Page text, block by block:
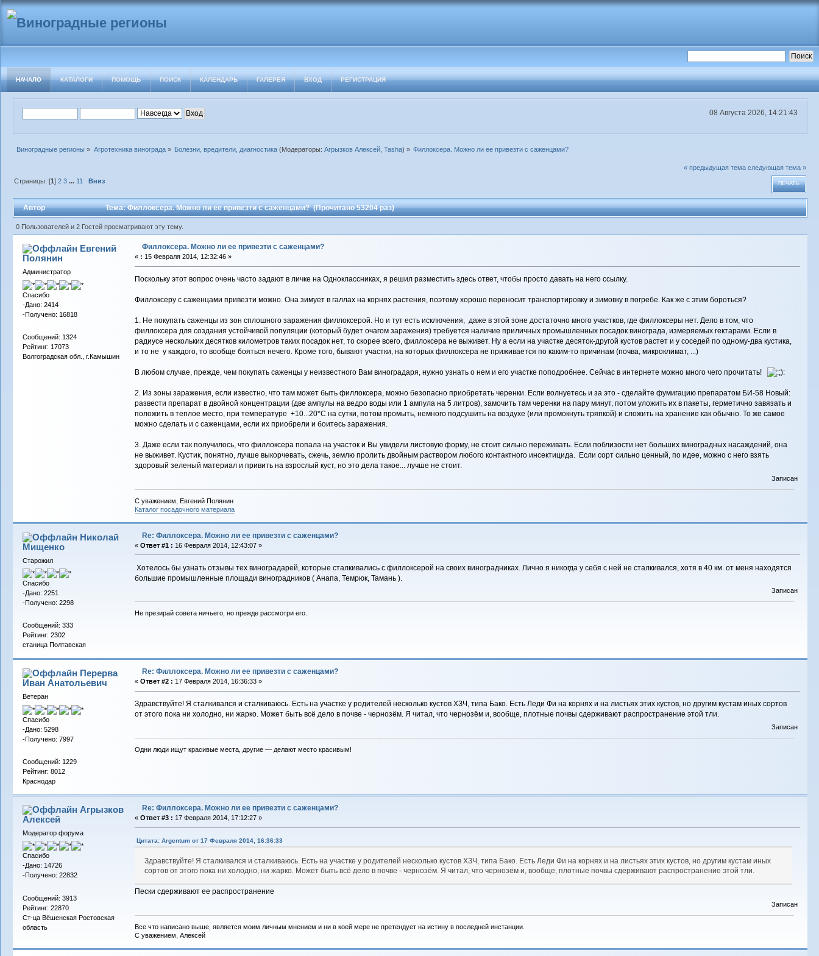
НАЧАЛО КАТАЛОГИ ПОМОЩЬ ПОИСК КАЛЕНДАРЬ ГАЛЕРЕЯ ВХОД РЕГИСТРАЦИЯ
08 Августа 2026, 14:21:43
Виноградные регионы » Агротехника винограда» Болезни, вредители, диагностика(Модераторы: Агрызков Алексей, Tasha) » Филлоксера. Можно ли ее привезти с саженцами?
« предыдущая тема следующая тема »
ПЕЧАТЬ
Страницы: [1]2 3 ... 11 Вниз
Автор Тема: Филлоксера. Можно ли ее привезти с саженцами? (Прочитано 53204 раз)
0 Пользователей и 2 Гостей просматривают эту тему.
Евгений
Полянин
Администратор
Спасибо
-Дано: 2414
-Получено: 16818
Сообщений: 1324
Рейтинг: 17073
Волгоградская обл., г.Камышин
Филлоксера. Можно ли ее привезти с саженцами?
« : 15 Февраля 2014, 12:32:46 »
Поскольку этот вопрос очень часто задают в личке на Одноклассниках, я решил разместить здесь ответ, чтобы просто давать на него ссылку.
Филлоксеру с саженцами привезти можно. Она зимует в галлах на корнях растения, поэтому хорошо переносит транспортировку и зимовку в погребе. Как же с этим бороться?
1. Не покупать саженцы из зон сплошного заражения филлоксерой. Но и тут есть исключения, даже в этой зоне достаточно много участков, где филлоксеры нет. Дело в том, что
филлоксера для создания устойчивой популяции (который будет очагом заражения) требуется наличие приличных промышленных посадок винограда, измеряемых гектарами. Если в
радиусе нескольких десятков километров таких посадок нет, то скорее всего, филлоксера не выживет. Ну а если на участке десяток-другой кустов растет и у соседей по одному-два кустика,
и то не у каждого, то вообще бояться нечего. Кроме того, бывают участки, на которых филлоксера не приживается по каким-то причинам (почва, микроклимат, ...)
В любом случае, прежде, чем покупать саженцы у неизвестного Вам виноградаря, нужно узнать о нем и его участке поподробнее. Сейчас в интернете можно много чего прочитать!
2. Из зоны заражения, если известно, что там может быть филлоксера, можно безопасно приобретать черенки. Если волнуетесь и за это - сделайте фумигацию препаратом БИ-58 Новый:
развести препарат в двойной концентрации (две ампулы на ведро воды или 1 ампула на 5 литров), замочить там черенки на пару минут, потом уложить их в пакеты, герметично завязать и
положить в теплое место, при температуре +10...20*С на сутки, потом промыть, немного подсушить на воздухе (или промокнуть тряпкой) и сложить на хранение как обычно. То же самое
можно сделать и с саженцами, если их приобрели и боитесь заражения.
3. Даже если так получилось, что филлоксера попала на участок и Вы увидели листовую форму, не стоит сильно переживать. Если поблизости нет больших виноградных насаждений, она
не выживет. Кустик, понятно, лучше выкорчевать, сжечь, землю пролить двойным раствором любого контактного инсектицида. Если сорт сильно ценный, по идее, можно с него взять
здоровый зеленый материал и привить на взрослый куст, но это дела такое... лучше не стоит.
Записан
С уважением, Евгений Полянин
Каталог посадочного материала
Николай
Мищенко
Старожил
Спасибо
-Дано: 2251
-Получено: 2298
Сообщений: 333
Рейтинг: 2302
станица Полтавская
Re: Филлоксера. Можно ли ее привезти с саженцами?
« Ответ #1 : 16 Февраля 2014, 12:43:07 »
Хотелось бы узнать отзывы тех виноградарей, которые сталкивались с филлоксерой на своих виноградниках. Лично я никогда у себя с ней не сталкивался, хотя в 40 км. от меня находятся
большие промышленные площади виноградников ( Анапа, Темрюк, Тамань ).
Записан
Не презирай совета ничьего, но прежде рассмотри его.
Перерва
Иван Анатольевич
Ветеран
Спасибо
-Дано: 5298
-Получено: 7997
Сообщений: 1229
Рейтинг: 8012
Краснодар
Re: Филлоксера. Можно ли ее привезти с саженцами?
« Ответ #2 : 17 Февраля 2014, 16:36:33 »
Здравствуйте! Я сталкивался и сталкиваюсь. Есть на участке у родителей несколько кустов ХЗЧ, типа Бако. Есть Леди Фи на корнях и на листьях этих кустов, но другим кустам иных сортов
от этого пока ни холодно, ни жарко. Может быть всё дело в почве - чернозём. Я читал, что чернозём и, вообще, плотные почвы сдерживают распространение этой тли.
Записан
Одни люди ищут красивые места, другие — делают место красивым!
Агрызков
Алексей
Модератор форума
Спасибо
-Дано: 14726
-Получено: 22832
Сообщений: 3913
Рейтинг: 22870
Ст-ца Вёшенская Ростовская
область
Re: Филлоксера. Можно ли ее привезти с саженцами?
« Ответ #3 : 17 Февраля 2014, 17:12:27 »
Цитата: Argentum от 17 Февраля 2014, 16:36:33
Здравствуйте! Я сталкивался и сталкиваюсь. Есть на участке у родителей несколько кустов ХЗЧ, типа Бако. Есть Леди Фи на корнях и на листьях этих кустов, но другим кустам иных
сортов от этого пока ни холодно, ни жарко. Может быть всё дело в почве - чернозём. Я читал, что чернозём и, вообще, плотные почвы сдерживают распространение этой тли.
Пески сдерживают ее распространение
Записан
Все что написано выше, является моим личным мнением и ни в коей мере не претендует на истину в последней инстанции.
С уважением, Алексей